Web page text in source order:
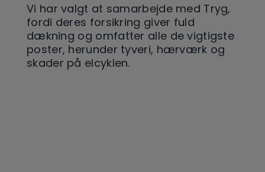
Vi har valgt at samarbejde med Tryg,
fordi deres forsikring giver fuld
dækning og omfatter alle de vigtigste
poster, herunder tyveri, hærværk og
skader på elcyklen.